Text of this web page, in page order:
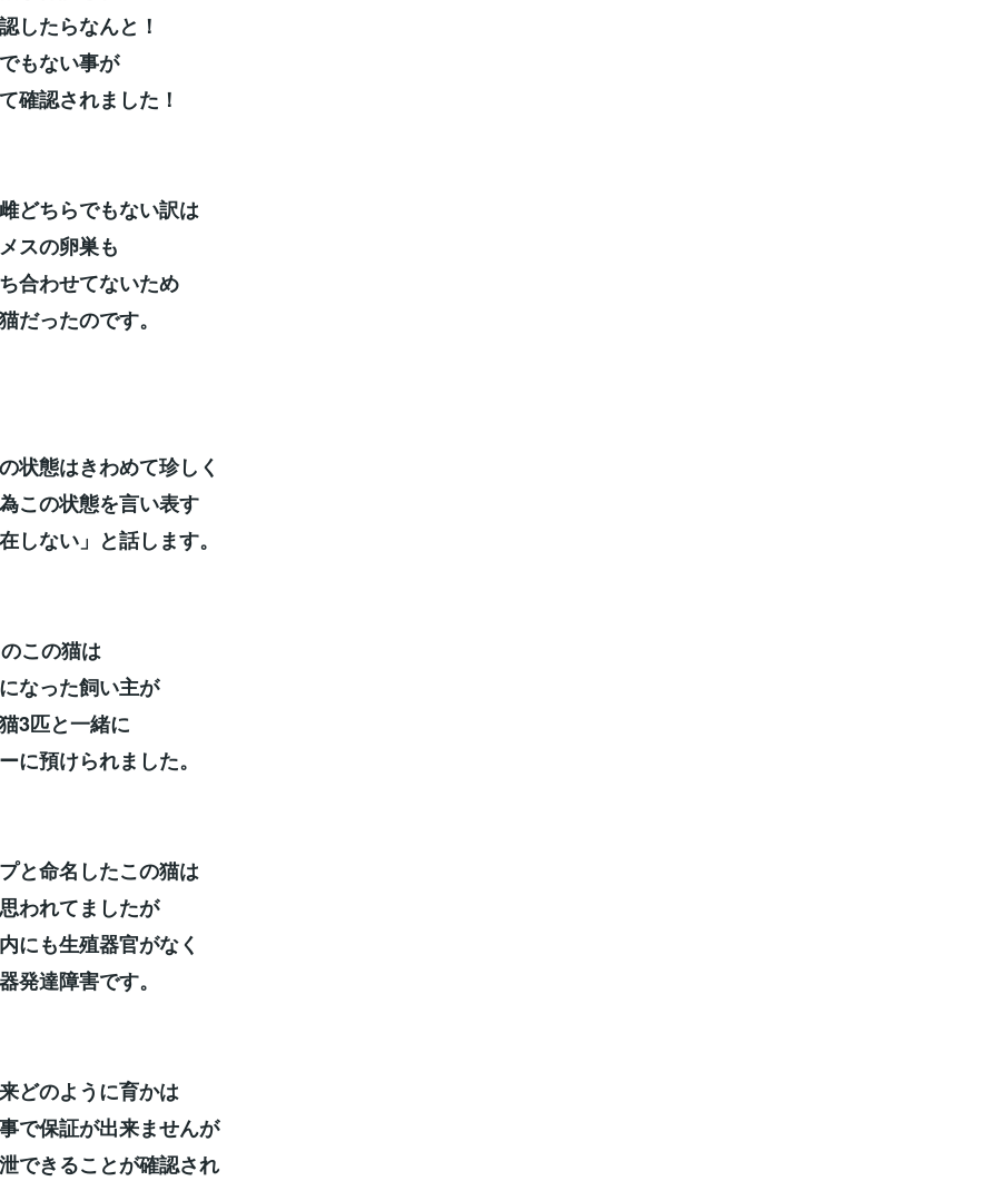
したらなんと！
もない事が
確認されました！
どちらでもない訳は
スの卵巣も
合わせてないため
だったのです。
状態はきわめて珍しく
この状態を言い表す
しない」と話します。
この猫は
なった飼い主が
3匹と一緒に
に預けられました。
と命名したこの猫は
われてましたが
にも生殖器官がなく
発達障害です。
どのように育かは
で保証が出来ませんが
できることが確認され